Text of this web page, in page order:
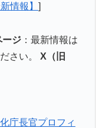
情報】 ]
ージ：最新情報は
さい。 X（旧
庁長官プロフィ